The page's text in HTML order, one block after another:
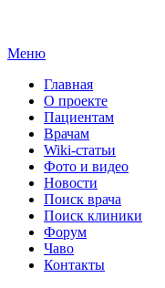
Меню
Главная
О проекте
Пациентам
Врачам
Wiki-статьи
Фото и видео
Новости
Поиск врача
Поиск клиники
Форум
Чаво
Контакты